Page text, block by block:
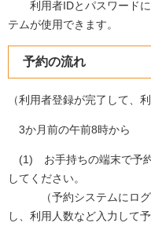
利用者IDとパスワードに
テムが使用できます。
予約の流れ
（利用者登録が完了して、
3か月前の午前8時から
(1) お手持ちの端末で予約
してください。
（予約システムにログイ
し、利用人数など入力して予